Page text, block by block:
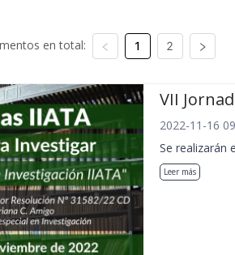
en total: 1 2
VII
2022-11-16
Se realizarán
Leer más